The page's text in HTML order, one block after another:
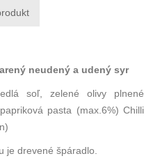
neudený a udený syr
soľ, zelené olivy plnené
pasta (max.6%) Chilli
je drevené špáradlo.